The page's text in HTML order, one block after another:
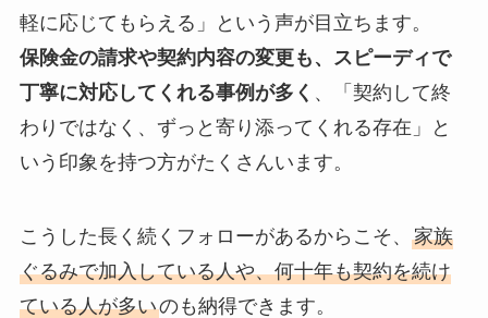
軽に応じてもらえる」という声が目立ちます。
保険金の請求や契約内容の変更も、スピーディで
丁寧に対応してくれる事例が多く 、「契約して終
わりではなく、ずっと寄り添ってくれる存在」と
いう印象を持つ方がたくさんいます。
こうした長く続くフォローがあるからこそ、 家族
ぐるみで加入している人や、何十年も契約を続け
ている人が多いのも納得できます。